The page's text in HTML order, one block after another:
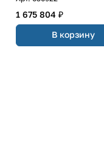
1 675 804 ₽
В корзину